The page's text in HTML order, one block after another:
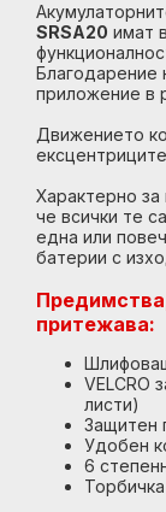
SRSA20 имат
Благодарение
приложение в
Движението
Характерно за
че всички те
една или
батерии с
притежава:
VELCRO
листи)
Защитен
Удобен
6